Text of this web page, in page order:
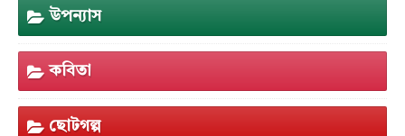
উপন্যাস
কবিতা
ছোটগল্প